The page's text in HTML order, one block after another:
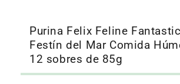
Purina Felix Feline Fantastic
Festín del Mar Comida
12 sobres de 85g